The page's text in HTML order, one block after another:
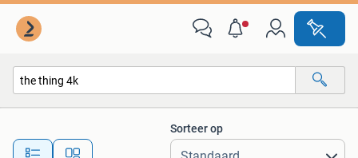
Alle afstanden…
Sorteer op